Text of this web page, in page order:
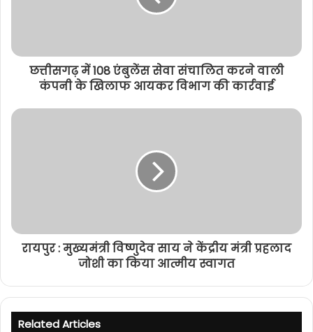
छत्तीसगढ़ में 108 एंबुलेंस सेवा संचालित करने वाली
कंपनी के खिलाफ आयकर विभाग की कार्रवाई
रायपुर : मुख्यमंत्री विष्णुदेव साय ने केंद्रीय मंत्री प्रहलाद
जोशी का किया आत्मीय स्वागत
Related Articles